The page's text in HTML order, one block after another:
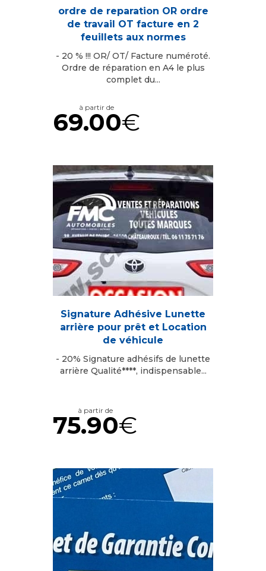
ordre de reparation OR ordre
de travail OT facture en 2
feuillets aux normes
- 20 % !!! OR/ OT/ Facture numéroté.
Ordre de réparation en A4 le plus
complet du...
à partir de
69.00€
Signature Adhésive Lunette
arrière pour prêt et Location
de véhicule
- 20% Signature adhésifs de lunette
arrière Qualité****, indispensable...
à partir de
75.90€